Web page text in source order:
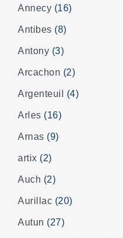
Annecy (16)
Antibes (8)
Antony (3)
Arcachon (2)
Argenteuil (4)
Arles (16)
Arnas (9)
artix (2)
Auch (2)
Aurillac (20)
Autun (27)